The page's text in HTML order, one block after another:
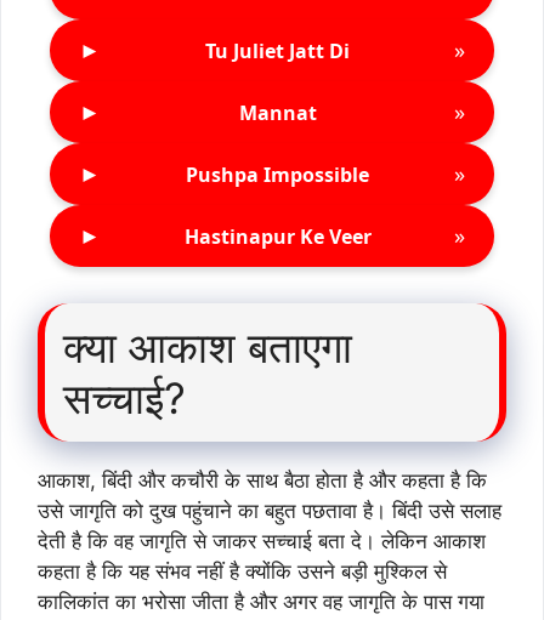
► Tu Juliet Jatt Di »
► Mannat »
► Pushpa Impossible »
► Hastinapur Ke Veer »
क्या आकाश बताएगा
सच्चाई?
आकाश, बिंदी और कचौरी के साथ बैठा होता है और कहता है कि
उसे जागृति को दुख पहुंचाने का बहुत पछतावा है। बिंदी उसे सलाह
देती है कि वह जागृति से जाकर सच्चाई बता दे। लेकिन आकाश
कहता है कि यह संभव नहीं है क्योंकि उसने बड़ी मुश्किल से
कालिकांत का भरोसा जीता है और अगर वह जागृति के पास गया